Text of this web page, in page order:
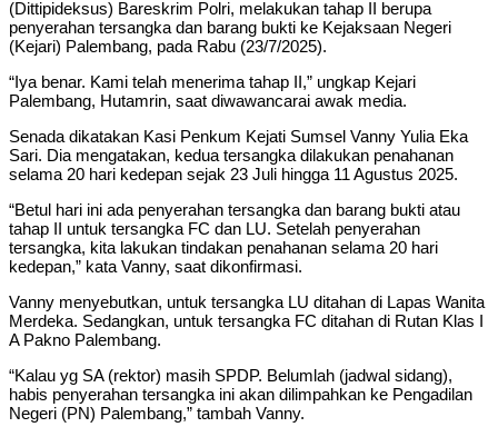
(Dittipideksus) Bareskrim Polri, melakukan tahap II berupa
penyerahan tersangka dan barang bukti ke Kejaksaan Negeri
(Kejari) Palembang, pada Rabu (23/7/2025).
“Iya benar. Kami telah menerima tahap II,” ungkap Kejari
Palembang, Hutamrin, saat diwawancarai awak media.
Senada dikatakan Kasi Penkum Kejati Sumsel Vanny Yulia Eka
Sari. Dia mengatakan, kedua tersangka dilakukan penahanan
selama 20 hari kedepan sejak 23 Juli hingga 11 Agustus 2025.
“Betul hari ini ada penyerahan tersangka dan barang bukti atau
tahap II untuk tersangka FC dan LU. Setelah penyerahan
tersangka, kita lakukan tindakan penahanan selama 20 hari
kedepan,” kata Vanny, saat dikonfirmasi.
Vanny menyebutkan, untuk tersangka LU ditahan di Lapas Wanita
Merdeka. Sedangkan, untuk tersangka FC ditahan di Rutan Klas I
A Pakno Palembang.
“Kalau yg SA (rektor) masih SPDP. Belumlah (jadwal sidang),
habis penyerahan tersangka ini akan dilimpahkan ke Pengadilan
Negeri (PN) Palembang,” tambah Vanny.